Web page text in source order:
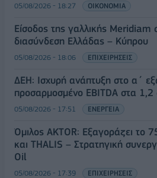
05/08/2026 - 18:27 ΟΙΚΟΝΟΜΙΑ
Είσοδος της γαλλικής Meridiam
διασύνδεση Ελλάδας – Κύπρου
05/08/2026 - 18:06 ΕΠΙΧΕΙΡΗΣΕΙΣ
ΔΕΗ: Ισχυρή ανάπτυξη στο α΄
προσαρμοσμένο EBITDA στα 1,2
05/08/2026 - 17:51 ΕΝΕΡΓΕΙΑ
Όμιλος AKTOR: Εξαγοράζει
και THALIS – Στρατηγική
Oil
05/08/2026 - 17:39 ΕΠΙΧΕΙΡΗΣΕΙΣ